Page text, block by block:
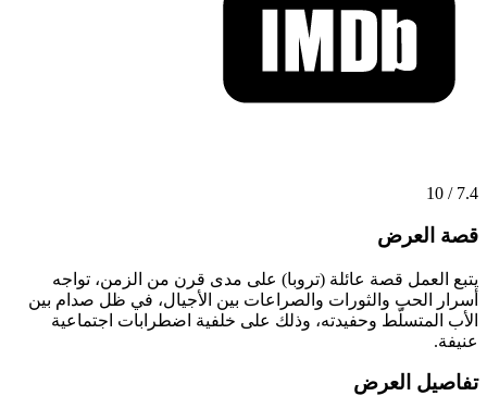
7.4 / 10
قصة العرض
يتبع العمل قصة عائلة (تروبا) على مدى قرن من الزمن، تواجه
أسرار الحب والثورات والصراعات بين الأجيال، في ظل صدام بين
الأب المتسلّط وحفيدته، وذلك على خلفية اضطرابات اجتماعية
عنيفة.
تفاصيل العرض